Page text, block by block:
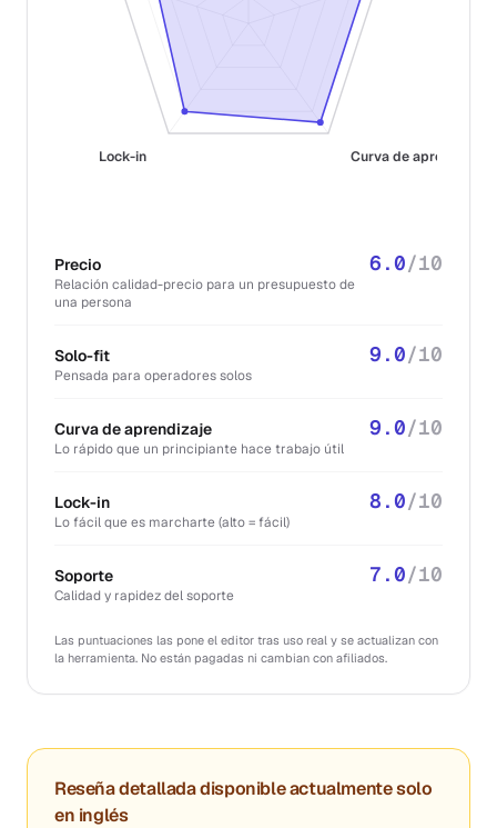
Curva de aprendizaje
Lock-in
Precio
Relación calidad-precio para un presupuesto de
una persona
6.0/10
Solo-fit
Pensada para operadores solos
9.0/10
Curva de aprendizaje
Lo rápido que un principiante hace trabajo útil
9.0/10
Lock-in
Lo fácil que es marcharte (alto = fácil)
8.0/10
Soporte
Calidad y rapidez del soporte
7.0/10
Las puntuaciones las pone el editor tras uso real y se actualizan con
la herramienta. No están pagadas ni cambian con afiliados.
Reseña detallada disponible actualmente solo
en inglés